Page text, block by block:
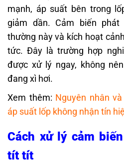
mạnh, áp suất bên trong
giảm dần. Cảm biến
thường này và kích hoạt
tức. Đây là trường hợp
được xử lý ngay, không
đang xì hơi.
Xem thêm: Nguyên nhân
áp suất lốp không nhận tín
Cách xử lý cảm
tít tít